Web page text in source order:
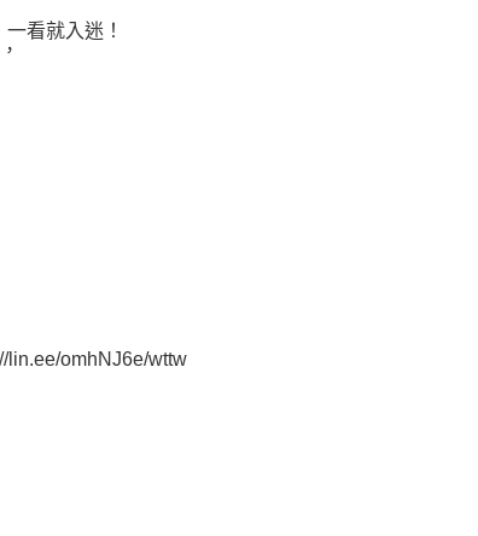
看就入迷！
lin.ee/omhNJ6e/wttw